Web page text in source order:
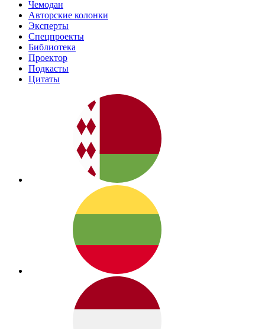
Чемодан
Авторские колонки
Эксперты
Спецпроекты
Библиотека
Проектор
Подкасты
Цитаты